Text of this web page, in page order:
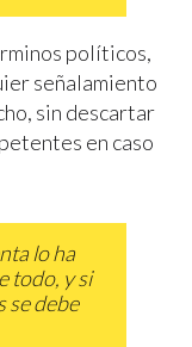
políticos,
señalamiento
sin descartar
en caso
lo ha
todo, y si
se debe